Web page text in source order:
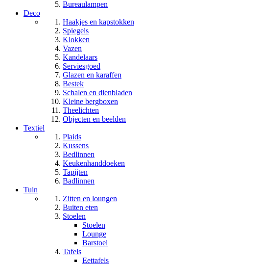
Bureaulampen
Deco
Haakjes en kapstokken
Spiegels
Klokken
Vazen
Kandelaars
Serviesgoed
Glazen en karaffen
Bestek
Schalen en dienbladen
Kleine bergboxen
Theelichten
Objecten en beelden
Textiel
Plaids
Kussens
Bedlinnen
Keukenhanddoeken
Tapijten
Badlinnen
Tuin
Zitten en loungen
Buiten eten
Stoelen
Stoelen
Lounge
Barstoel
Tafels
Eettafels